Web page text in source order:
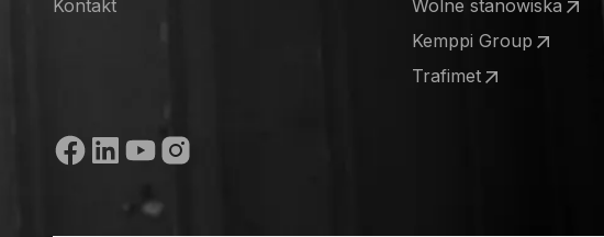
Kontakt
Wolne stanowiska
(opens in a new tab)
Kemppi Group
(opens in a new tab)
Trafimet
Media społecznościowe